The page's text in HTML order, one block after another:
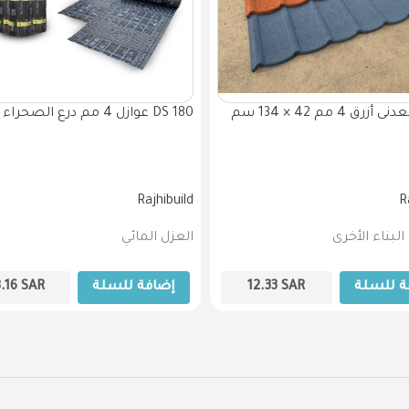
عوازل 4 مم درع الصحراء تسليح DS 180
Rajhibuild
العزل المائي
SAR إضافة للسلة
الأخرى
12.33 SAR للسلة